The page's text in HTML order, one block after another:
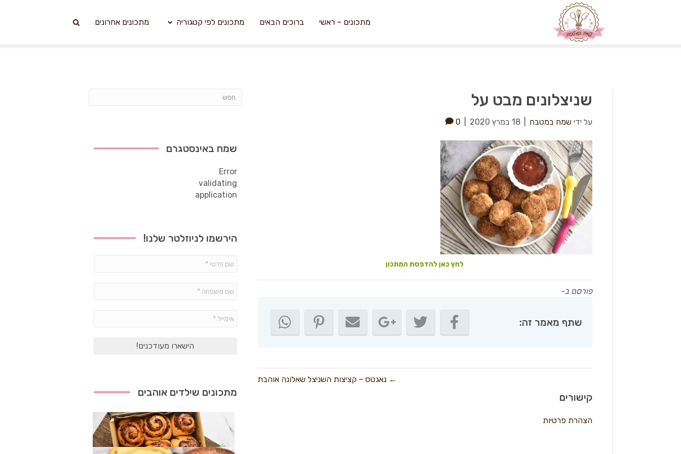
מתכונים – ראשי ברוכים הבאים מתכונים לפי קטגוריה מתכונים אחרונים
שניצלונים מבט על
על ידי שמח במטבח 18 במרץ 2020 0
לחץ כאן להדפסת המתכון
פורסם ב-
שתף מאמר זה:
← נאגטס – קציצות השניצל שאלונה אוהבת
קישורים
הצהרת פרטיות
שמח באינסטגרם
Error
validating
application
הירשמו לניוזלטר שלנו!
פרטי
משפחה
*
מתכונים שילדים אוהבים